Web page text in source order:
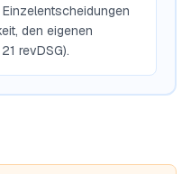
den eigenen
revDSG).